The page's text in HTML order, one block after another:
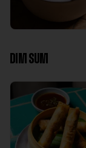
DIM SUM